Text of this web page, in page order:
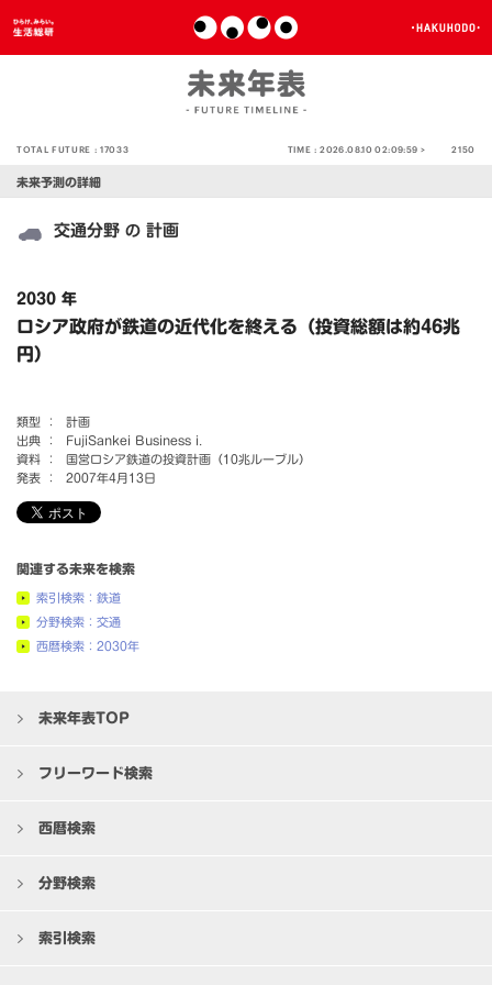
TOTAL FUTURE :17033 TIME :2026.08.10 02:09:59 > 2150
未来予測の詳細
交通分野 の 計画
2030 年
ロシア政府が鉄道の近代化を終える（投資総額は約46兆
円）
類型 ：
計画
出典 ：
FujiSankei Business i.
資料 ：
国営ロシア鉄道の投資計画（10兆ルーブル）
発表 ：
2007年4月13日
関連する未来を検索
索引検索：鉄道
分野検索：交通
西暦検索：2030年
未来年表TOP
フリーワード検索
西暦検索
分野検索
索引検索